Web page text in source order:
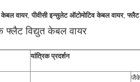
केबल वायर,पीवीसी इन्सुलेट ऑटोमोटिव केबल वायर,फ्लैट
फ्लैट विद्युत केबल वायर
यांत्रिक प्रदर्शन